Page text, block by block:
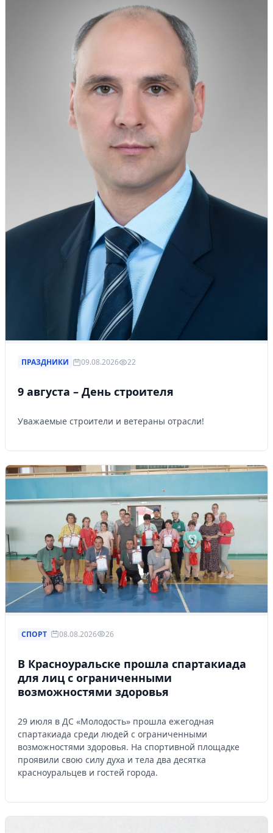
ПРАЗДНИКИ 09.08.2026 22
9 августа – День строителя
Уважаемые строители и ветераны отрасли!
СПОРТ 08.08.2026 26
В Красноуральске прошла спартакиада
для лиц с ограниченными
возможностями здоровья
29 июля в ДС «Молодость» прошла ежегодная
спартакиада среди людей с ограниченными
возможностями здоровья. На спортивной площадке
проявили свою силу духа и тела два десятка
красноуральцев и гостей города.